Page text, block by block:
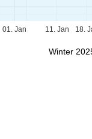
Beratung
01. Jan 11. Jan 18.
Winter